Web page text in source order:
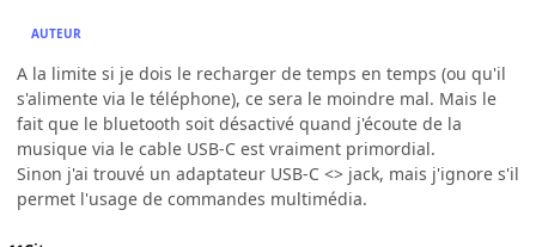
AUTEUR
A la limite si je dois le recharger de temps en temps (ou qu'il
s'alimente via le téléphone), ce sera le moindre mal. Mais le
fait que le bluetooth soit désactivé quand j'écoute de la
musique via le cable USB-C est vraiment primordial.
Sinon j'ai trouvé un adaptateur USB-C <> jack, mais j'ignore s'il
permet l'usage de commandes multimédia.